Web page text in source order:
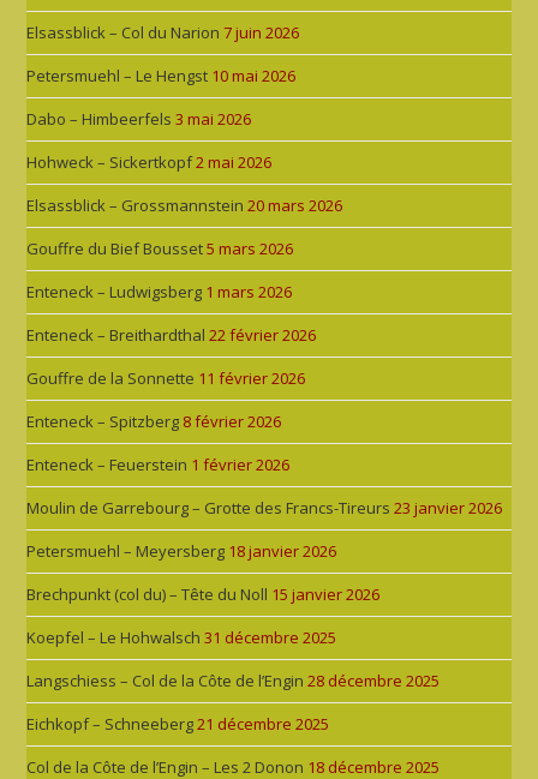
Elsassblick – Col du Narion 7 juin 2026
Petersmuehl – Le Hengst 10 mai 2026
Dabo – Himbeerfels 3 mai 2026
Hohweck – Sickertkopf2 mai 2026
Elsassblick – Grossmannstein 20 mars 2026
Gouffre du Bief Bousset5 mars 2026
Enteneck – Ludwigsberg 1 mars 2026
Enteneck – Breithardthal 22 février 2026
Gouffre de la Sonnette 11 février 2026
Enteneck – Spitzberg 8 février 2026
Enteneck – Feuerstein 1 février 2026
Moulin de Garrebourg – Grotte des Francs-Tireurs 23 janvier 2026
Petersmuehl – Meyersberg 18 janvier 2026
Brechpunkt (col du) – Tête du Noll 15 janvier 2026
Koepfel – Le Hohwalsch 31 décembre 2025
Langschiess – Col de la Côte de l’Engin 28 décembre 2025
Eichkopf – Schneeberg21 décembre 2025
Col de la Côte de l’Engin – Les 2 Donon 18 décembre 2025